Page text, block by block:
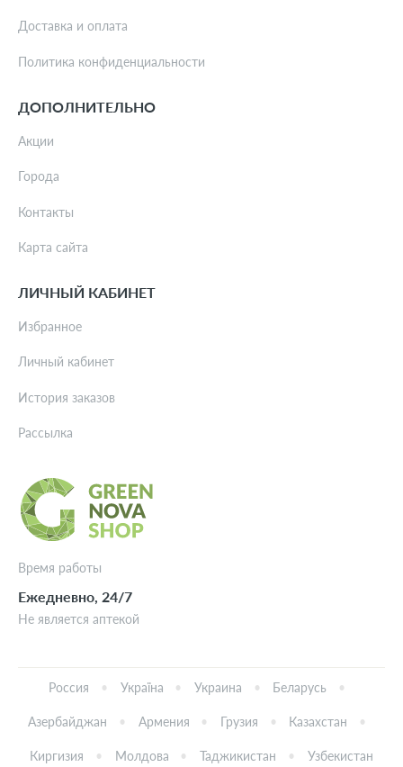
Время работы
Ежедневно, 24/7
Не является аптекой
Доставка и оплата
Политика конфиденциальности
ДОПОЛНИТЕЛЬНО
Акции
Города
Контакты
Карта сайта
ЛИЧНЫЙ КАБИНЕТ
Избранное
Личный кабинет
История заказов
Рассылка
Россия Україна Украина Беларусь
Азербайджан Армения Грузия Казахстан
Киргизия Молдова Таджикистан Узбекистан